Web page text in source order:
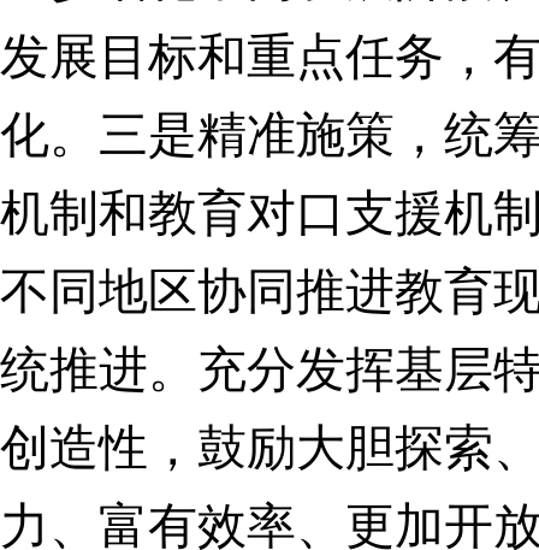
发展目标和重点任务，
化。 三是精准施策，统
机制和教育对口支援机
不同地区协同推进教育
统推进。 充分发挥基层
创造性，鼓励大胆探索
力、富有效率、更加开